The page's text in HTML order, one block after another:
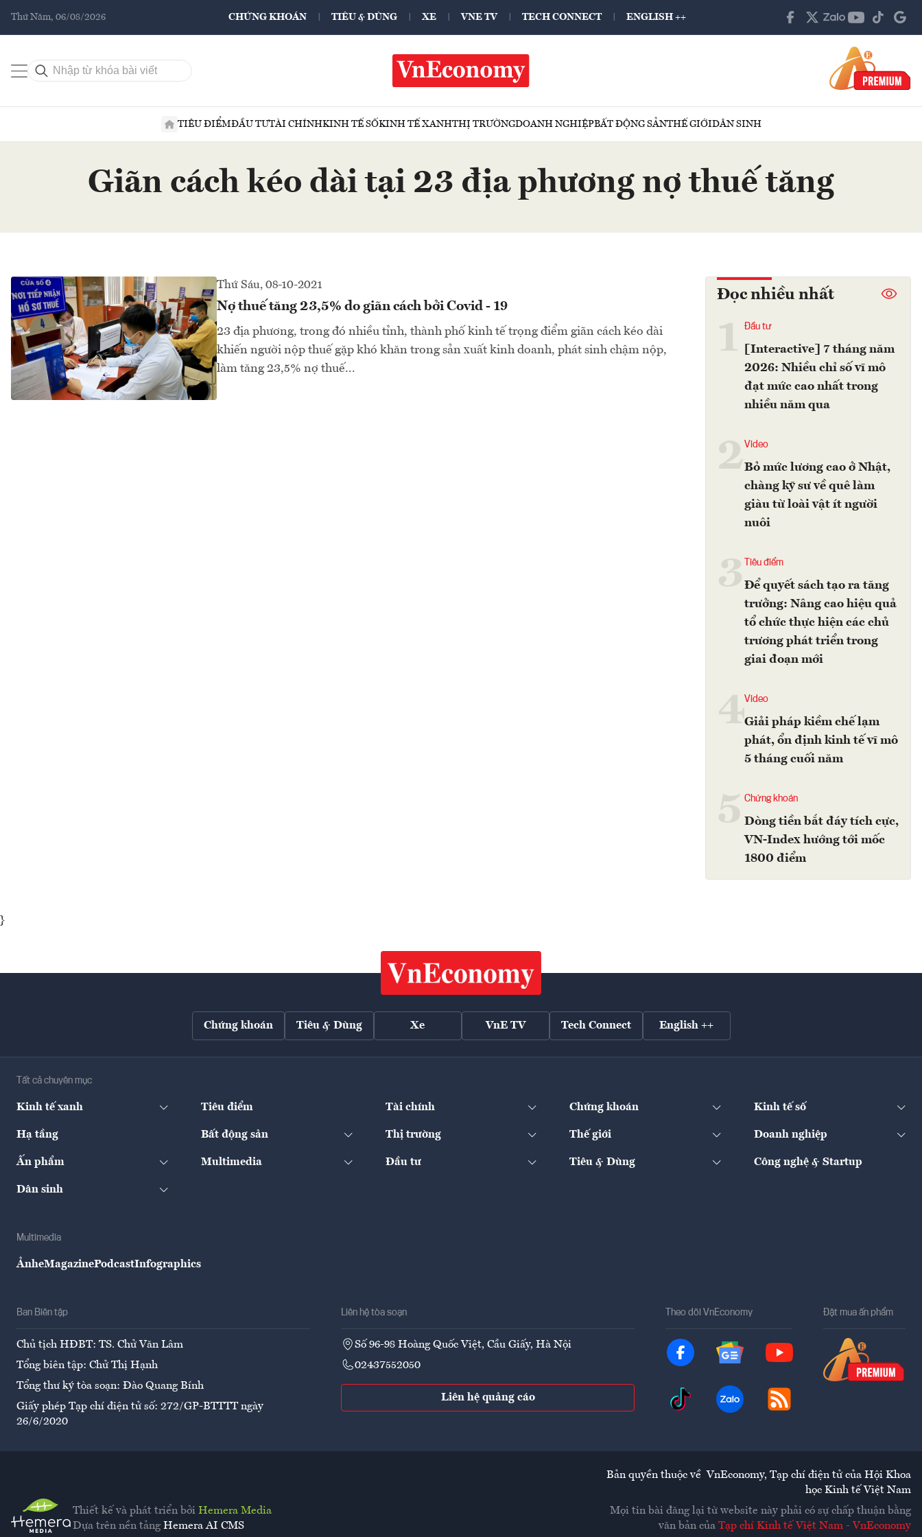
Thứ Năm, 06/08/2026 CHỨNG KHOÁN TIÊU & DÙNG XE VNE TV TECH CONNECT ENGLISH ++
TIÊU ĐIỂMĐẦU TƯTÀI CHÍNHKINH TẾ SỐKINH TẾ XANHTHỊ TRƯỜNGDOANH NGHIỆPBẤT ĐỘNG SẢNTHẾ GIỚIDÂN SINH
Giãn cách kéo dài tại 23 địa phương nợ thuế tăng
Thứ Sáu, 08-10-2021
Nợ thuế tăng 23,5% do giãn cách bởi Covid - 19
23 địa phương, trong đó nhiều tỉnh, thành phố kinh tế trọng điểm giãn cách kéo dài
khiến người nộp thuế gặp khó khăn trong sản xuất kinh doanh, phát sinh chậm nộp,
làm tăng 23,5% nợ thuế...
Đọc nhiều nhất
Đầu tư
[Interactive] 7 tháng năm
2026: Nhiều chỉ số vĩ mô
đạt mức cao nhất trong
nhiều năm qua
2Video
Bỏ mức lương cao ở Nhật,
chàng kỹ sư về quê làm
giàu từ loài vật ít người
nuôi
Tiêu điểm
Để quyết sách tạo ra tăng
trưởng: Nâng cao hiệu quả
tổ chức thực hiện các chủ
trương phát triển trong
giai đoạn mới
4Video
Giải pháp kiềm chế lạm
phát, ổn định kinh tế vĩ mô
5 tháng cuối năm
Chứng khoán
Dòng tiền bắt đáy tích cực,
VN-Index hướng tới mốc
1800 điểm
}
Chứng khoán Tiêu & Dùng Xe VnE TV Tech Connect English ++
Tất cả chuyên mục
Kinh tế xanh Tiêu điểm Tài chính Chứng khoán Kinh tế số
Hạ tầng Bất động sản Thị trường Thế giới Doanh nghiệp
Ấn phẩm Multimedia Đầu tư Tiêu & Dùng Công nghệ & Startup
Dân sinh
Multimedia
ẢnheMagazinePodcastInfographics
Ban Biên tập
Chủ tịch HĐBT: TS. Chử Văn Lâm
Tổng biên tập: Chử Thị Hạnh
Tổng thư ký tòa soạn: Đào Quang Bính
Giấy phép Tạp chí điện tử số: 272/GP-BTTTT ngày
26/6/2020
Liên hệ tòa soạn
Số 96-98 Hoàng Quốc Việt, Cầu Giấy, Hà Nội
02437552050
Liên hệ quảng cáo
Theo dõi VnEconomy Đặt mua ấn phẩm
Thiết kế và phát triển bởi Hemera Media
Dựa trên nền tảng Hemera AI CMS
Bản quyền thuộc về VnEconomy, Tạp chí điện tử của Hội Khoa
học Kinh tế Việt Nam
Mọi tin bài đăng lại từ website này phải có sự chấp thuận bằng
văn bản của Tạp chí Kinh tế Việt Nam - VnEconomy